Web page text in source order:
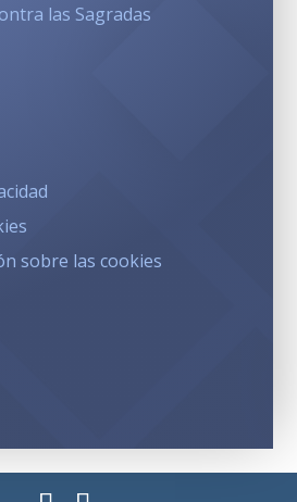
las Sagradas
sobre las cookies